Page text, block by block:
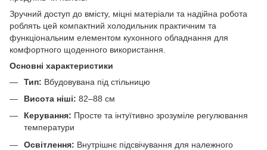
Зручний доступ до вмісту, міцні матеріали та надійна робота
роблять цей компактний холодильник практичним та
функціональним елементом кухонного обладнання для
комфортного щоденного використання.
Основні характеристики
Тип: Вбудовувана під стільницю
Висота ніші: 82–88 см
Керування: Просте та інтуїтивно зрозуміле регулювання
температури
Освітлення: Внутрішнє підсвічування для належного